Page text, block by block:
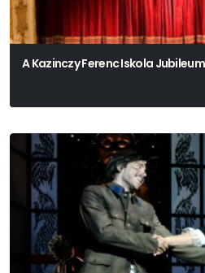
A Kazinczy Ferenc Iskola